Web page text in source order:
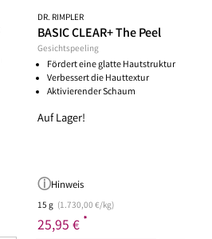
DR. RIMPLER
BASIC CLEAR+ The Peel
Gesichtspeeling
Fördert eine glatte Hautstruktur
Verbessert die Hauttextur
Aktivierender Schaum
Auf Lager!
Hinweis
15 g (1.730,00 €/kg)
25,95 € *